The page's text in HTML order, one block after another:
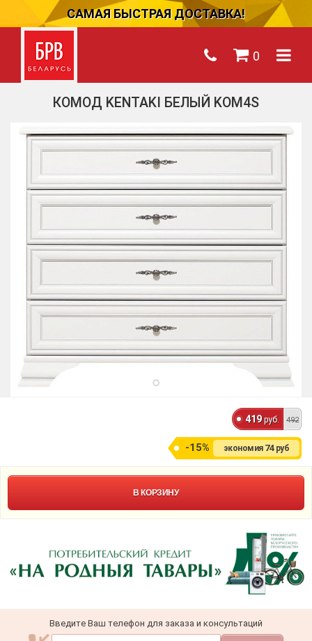
САМАЯ БЫСТРАЯ ДОСТАВКА!
0
КОМОД KENTAKI БЕЛЫЙ KOM4S
419 руб. 492
-15% экономия 74руб
В КОРЗИНУ
Введите Ваш телефон для заказа и консультаций